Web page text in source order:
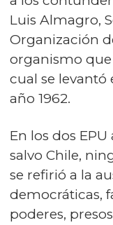
Luis Almagro,
Organización
organismo
cual se levantó
año 1962.
En los dos
salvo Chile,
se refirió a la
democráticas,
poderes,